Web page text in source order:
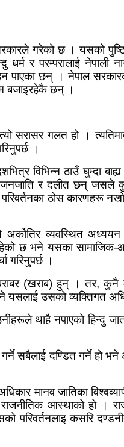
गरेको छ । यसको
र परम्परालाई नेपाली
पाएका छन् । नेपाल
बजाइरहेकै छन् ।
सरासर गलत हो ।
।
विभिन्न ठाउँ घुम्दा
र दलीत छन् जसले
ठोस कारणहरू
अर्कोतिर व्यवस्थित
छ भने यसका
गरिनुपर्छ ।
बराबर (खराब) हुन् । तर,कुनै
यसलाई उसको व्यक्तिगत
थाहै नपाएको हिन्दु
गर्ने सबैलाई दण्डित गर्ने हो
मानव जातिका
आस्थाको हो ।
परिवर्तनलाइ कसरि